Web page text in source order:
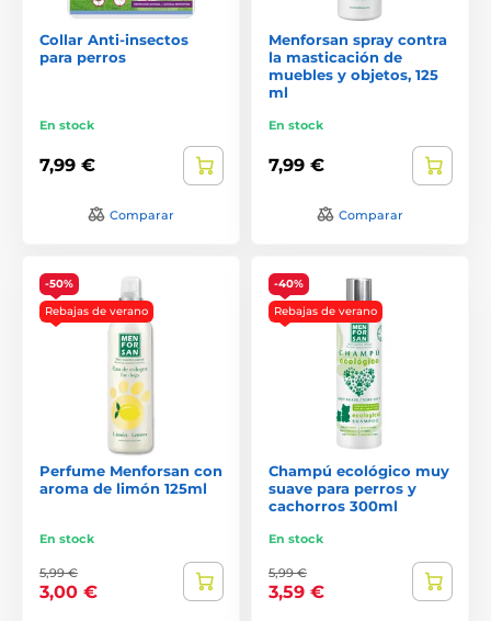
Collar Anti-insectos
para perros
En stock
7,99 €
Comparar
Menforsan spray contra
la masticación de
muebles y objetos, 125
ml
En stock
7,99 €
Comparar
-50%
Rebajas de verano
Perfume Menforsan con
aroma de limón 125ml
En stock
5,99 €
3,00 €
-40%
Rebajas de verano
Champú ecológico muy
suave para perros y
cachorros 300ml
En stock
5,99 €
3,59 €